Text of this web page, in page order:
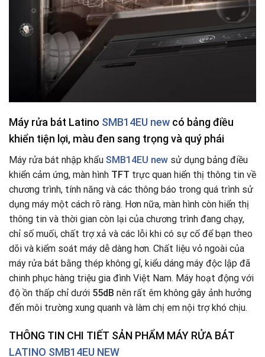
Máy rửa bát Latino SMB14EU new có bảng điều
khiển tiện lợi, màu đen sang trọng và quý phái
Máy rửa bát nhập khẩu SMB14EU new sử dụng bảng điều
khiển cảm ứng, màn hình TFT trực quan hiển thị thông tin về
chương trình, tính năng và các thông báo trong quá trình sử
dụng máy một cách rõ ràng. Hơn nữa, màn hình còn hiển thị
thông tin và thời gian còn lại của chương trình đang chạy,
chỉ số muối, chất trợ xả và các lỗi khi có sự cố để bạn theo
dõi và kiểm soát máy dễ dàng hơn. Chất liệu vỏ ngoài của
máy rửa bát bằng thép không gỉ, kiểu dáng máy độc lập đã
chinh phục hàng triệu gia đình Việt Nam. Máy hoạt động với
độ ồn thấp chỉ dưới 55dB nên rất êm không gây ảnh hưởng
đến môi trường xung quanh và làm chị em nội trợ khó chịu.
THÔNG TIN CHI TIẾT SẢN PHẨM MÁY RỬA BÁT
LATINO SMB14EU NEW